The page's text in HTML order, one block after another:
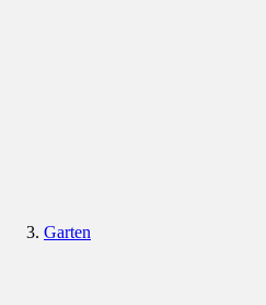
Garten